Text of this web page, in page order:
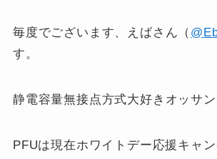
毎度でございます、えばさん（
す。
静電容量無接点方式大好きオッサン
PFUは現在ホワイトデー応援キャ